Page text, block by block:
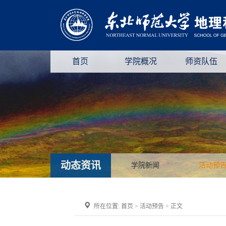
首页 学院概况 师资队伍
动态资讯 学院新闻 活动预
所在位置: 首页 > 活动预告 > 正文